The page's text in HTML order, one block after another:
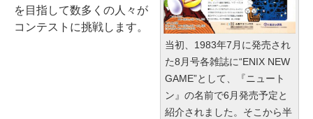
当初、1983年7月に発売され
た8月号各雑誌に“ENIX NEW
GAME”として、『ニュート
ン』の名前で6月発売予定と
紹介されました。そこから半
を目指して数多くの人々が
コンテストに挑戦します。